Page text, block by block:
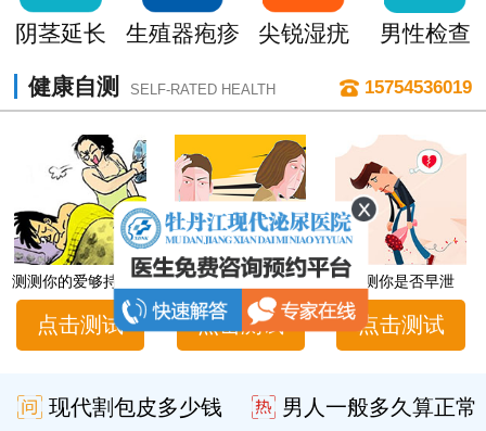
阴茎延长 生殖器疱疹 尖锐湿疣 男性检查
健康自测 SELF-RATED HEALTH 15754536019
测测你的爱够持久吗
点击测试
男性性功能障碍自测
点击测试
测测你是否早泄
点击测试
现代割包皮多少钱
男人一般多久算正常